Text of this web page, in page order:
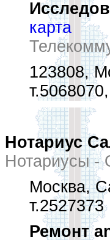
карта
123808,
Нотариус
Нотариусы -
Москва,
т.2527373
Ремонт